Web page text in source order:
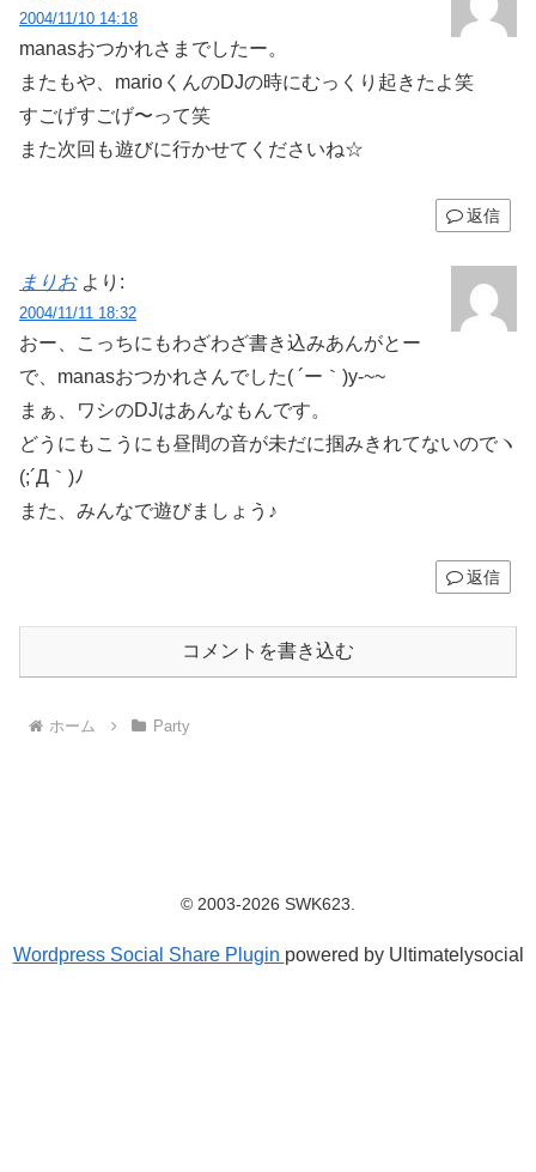
2004/11/10 14:18
manasおつかれさまでしたー。
またもや、marioくんのDJの時にむっくり起きたよ笑
すごげすごげ〜って笑
また次回も遊びに行かせてくださいね☆
返信
まりお より:
2004/11/11 18:32
おー、こっちにもわざわざ書き込みあんがとー
で、manasおつかれさんでした( ´ー｀)y-~~
まぁ、ワシのDJはあんなもんです。
どうにもこうにも昼間の音が未だに掴みきれてないのでヽ
(;´Д｀)ﾉ
また、みんなで遊びましょう♪
返信
コメントを書き込む
ホーム Party
© 2003-2026 SWK623.
Wordpress Social Share Plugin powered by Ultimatelysocial